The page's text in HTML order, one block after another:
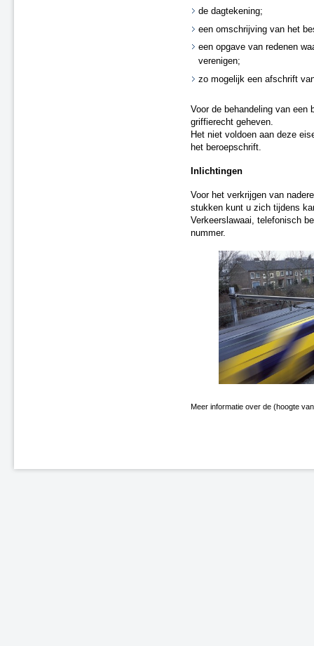
de dagtekening;
een omschrijving van het
een opgave van redenen
verenigen;
zo mogelijk een afschrift
Voor de behandeling van een
griffierecht geheven.
Het niet voldoen aan deze
het beroepschrift.
Inlichtingen
Voor het verkrijgen van
stukken kunt u zich tijdens
Verkeerslawaai, telefonisch
nummer.
Meer informatie over de (hoogte